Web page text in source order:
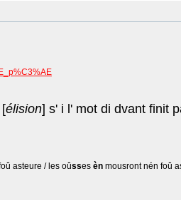
élision] s' i l' mot di dvant finit
asteure / les oûsses èn mousront nén foû